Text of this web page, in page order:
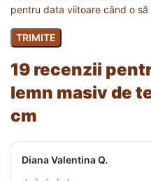
19 recenzii
lemn masiv de
cm
Diana Valentina Q.
pentru data viitoare când o să